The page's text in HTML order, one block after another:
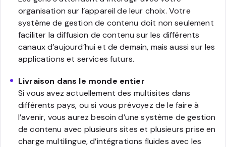
organisation sur l’appareil de leur choix. Votre
système de gestion de contenu doit non seulement
faciliter la diffusion de contenu sur les différents
canaux d’aujourd’hui et de demain, mais aussi sur les
applications et services futurs.
Livraison dans le monde entier
Si vous avez actuellement des multisites dans
différents pays, ou si vous prévoyez de le faire à
l’avenir, vous aurez besoin d’une système de gestion
de contenu avec plusieurs sites et plusieurs prise en
charge multilingue, d’intégrations fluides avec les